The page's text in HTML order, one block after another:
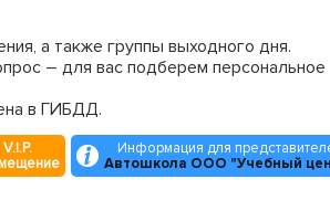
а также группы выходного дня.
– для вас подберем персональное
в ГИБДД.
V.I.P.
Информация для
Автошкола ООО "Учебный